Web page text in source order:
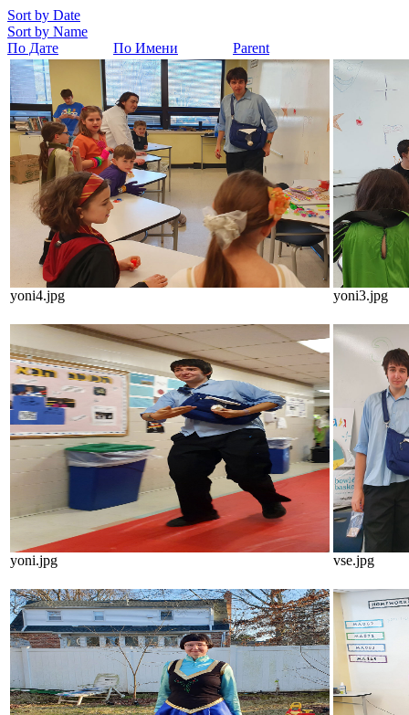
Sort by Date
Sort by Name
По Дате
По Имени Parent
yoni4.jpg yoni3.jpg
yoni.jpg vse.jpg